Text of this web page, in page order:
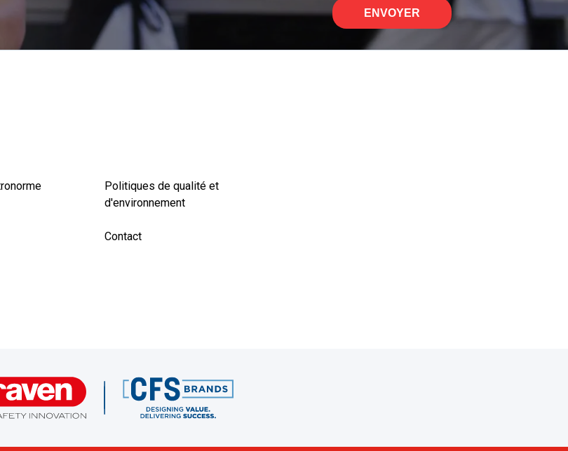
ENVOYER
Politiques de qualité et
d'environnement
Contact